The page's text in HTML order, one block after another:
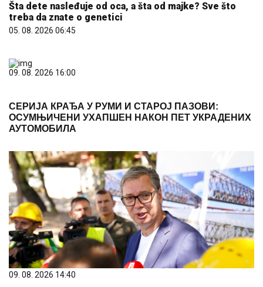
Šta dete nasleđuje od oca, a šta od majke? Sve što
treba da znate o genetici
05. 08. 2026 06:45
09. 08. 2026 16:00
СЕРИЈА КРАЂА У РУМИ И СТАРОЈ ПАЗОВИ:
ОСУМЊИЧЕНИ УХАПШЕН НАКОН ПЕТ УКРАДЕНИХ
АУТОМОБИЛА
09. 08. 2026 14:40